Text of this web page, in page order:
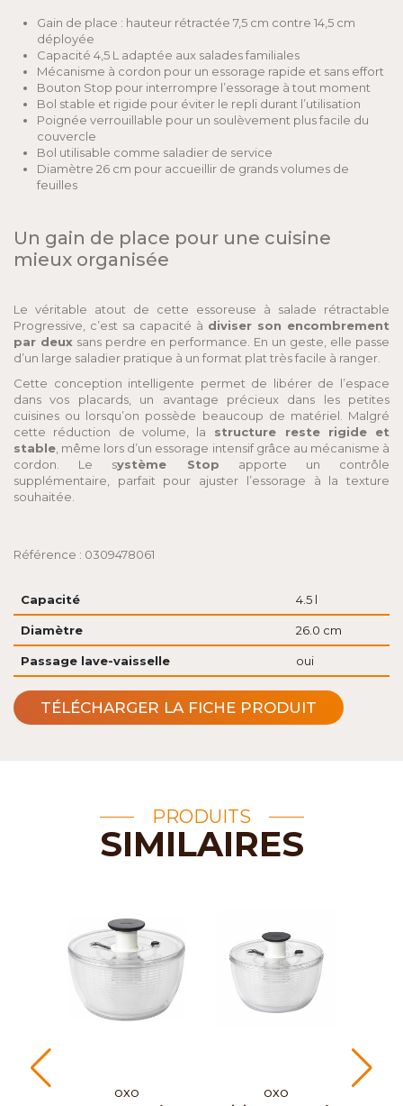
Gain de place : hauteur rétractée 7,5 cm contre 14,5 cm
déployée
Capacité 4,5 L adaptée aux salades familiales
Mécanisme à cordon pour un essorage rapide et sans effort
Bouton Stop pour interrompre l’essorage à tout moment
Bol stable et rigide pour éviter le repli durant l’utilisation
Poignée verrouillable pour un soulèvement plus facile du
couvercle
Bol utilisable comme saladier de service
Diamètre 26 cm pour accueillir de grands volumes de
feuilles
Un gain de place pour une cuisine
mieux organisée
Le véritable atout de cette essoreuse à salade rétractable
Progressive, c’est sa capacité à diviser son encombrement
par deux sans perdre en performance. En un geste, elle passe
d’un large saladier pratique à un format plat très facile à ranger.
Cette conception intelligente permet de libérer de l’espace
dans vos placards, un avantage précieux dans les petites
cuisines ou lorsqu’on possède beaucoup de matériel. Malgré
cette réduction de volume, la structure reste rigide et
stable , même lors d’un essorage intensif grâce au mécanisme à
cordon. Le système Stop apporte un contrôle
supplémentaire, parfait pour ajuster l’essorage à la texture
souhaitée.
Référence : 0309478061
Capacité 4.5 l
Diamètre 26.0 cm
Passage lave-vaisselle oui
TÉLÉCHARGER LA FICHE PRODUIT
PRODUITS
SIMILAIRES
OXO OXO